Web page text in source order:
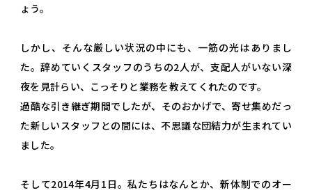
ょう。
しかし、そんな厳しい状況の中にも、一筋の光はありまし
た。辞めていくスタッフのうちの2人が、支配人がいない深
夜を見計らい、こっそりと業務を教えてくれたのです。
過酷な引き継ぎ期間でしたが、そのおかげで、寄せ集めだっ
た新しいスタッフとの間には、不思議な団結力が生まれてい
ました。
そして2014年4月1日。私たちはなんとか、新体制でのオー